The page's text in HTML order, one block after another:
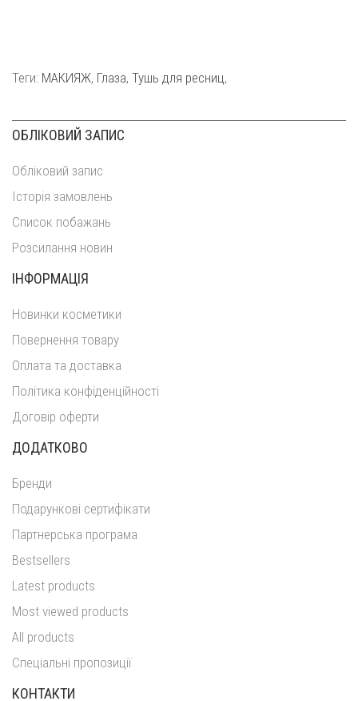
Теги: МАКИЯЖ, Глаза, Тушь для ресниц,
ОБЛІКОВИЙ ЗАПИС
Обліковий запис
Історія замовлень
Список побажань
Розсилання новин
ІНФОРМАЦІЯ
Новинки косметики
Повернення товару
Оплата та доставка
Політика конфіденційності
Договір оферти
ДОДАТКОВО
Бренди
Подарункові сертифікати
Партнерська програма
Bestsellers
Latest products
Most viewed products
All products
Спеціальні пропозиції
КОНТАКТИ